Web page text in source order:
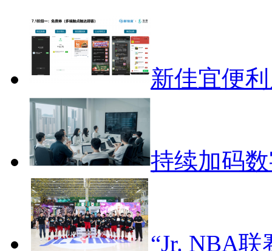
新佳宜便
持续加码
“Jr. NBA